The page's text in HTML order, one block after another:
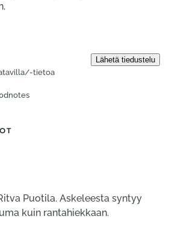
tietoa
Puotila. Askeleesta syntyy
kuin rantahiekkaan.